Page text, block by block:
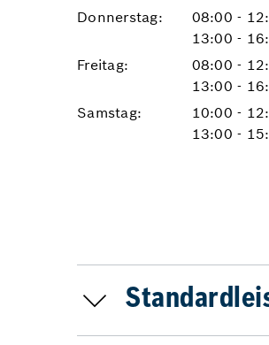
Donnerstag:
08:00 -
13:00 -
Freitag:
08:00 -
13:00 -
Samstag:
10:00 -
13:00 -